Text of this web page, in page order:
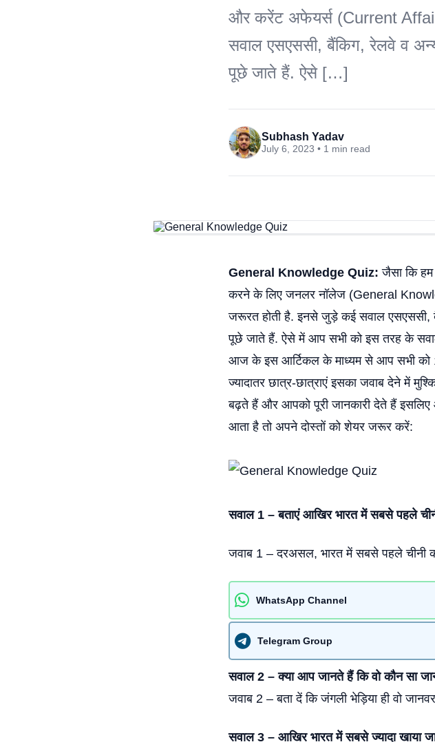
और करेंट अफेयर्स (Current
सवाल एसएससी, बैंकिग, रेलवे व अन्य
पूछे जाते हैं. ऐसे […]
Subhash Yadav
July 6, 2023 • 1 min read
General Knowledge Quiz: जैसा कि हम
करने के लिए जनलर नॉलेज (General
जरूरत होती है. इनसे जुड़े कई सवाल एसएससी,
पूछे जाते हैं. ऐसे में आप सभी को इस तरह के
आज के इस आर्टिकल के माध्यम से आप सभी को
ज्यादातर छात्र-छात्राएं इसका जवाब देने में
बढ़ते हैं और आपको पूरी जानकारी देते हैं
आता है तो अपने दोस्तों को शेयर जरूर करें:
सवाल 1 – बताएं आखिर भारत में सबसे पहले
जवाब 1 – दरअसल, भारत में सबसे पहले चीनी की
WhatsApp Channel
Telegram Group
सवाल 2 – क्या आप जानते हैं कि वो कौन सा
जवाब 2 – बता दें कि जंगली भेड़िया ही वो
सवाल 3 – आखिर भारत में सबसे ज्यादा खाया